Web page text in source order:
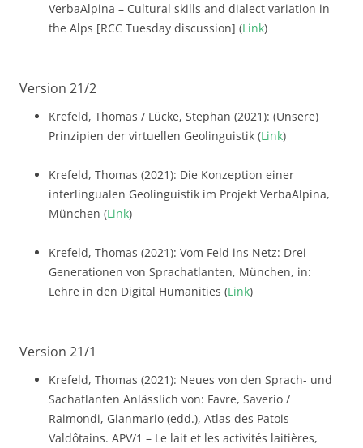
VerbaAlpina – Cultural skills and dialect variation in
the Alps [RCC Tuesday discussion] (Link)
Version 21/2
Krefeld, Thomas / Lücke, Stephan (2021): (Unsere)
Prinzipien der virtuellen Geolinguistik (Link)
Krefeld, Thomas (2021): Die Konzeption einer
interlingualen Geolinguistik im Projekt VerbaAlpina,
München (Link)
Krefeld, Thomas (2021): Vom Feld ins Netz: Drei
Generationen von Sprachatlanten, München, in:
Lehre in den Digital Humanities (Link)
Version 21/1
Krefeld, Thomas (2021): Neues von den Sprach- und
Sachatlanten Anlässlich von: Favre, Saverio /
Raimondi, Gianmario (edd.), Atlas des Patois
Valdôtains. APV/1 – Le lait et les activités laitières,